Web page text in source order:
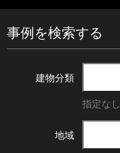
事例を検索する
建物分類
指定なし
地域